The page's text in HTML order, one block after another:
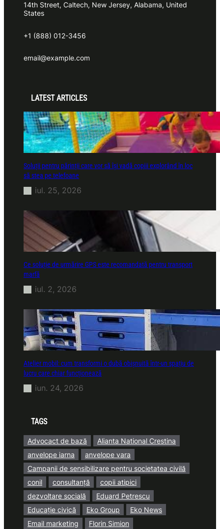
14th Street, Caltech, New Jersey, Alabama, United
States
+1 (888) 012-3456
email@example.com
LATEST ARTICLES
Soluții pentru părinții care vor să își vadă copiii explorând în loc
să stea pe telefoane
iul. 25, 2026
Ce soluție de urmărire GPS este recomandată pentru transport
marfă
iul. 2, 2026
Atelier mobil: cum transformi o dubă obișnuită într-un spațiu de
lucru care chiar funcționează
iun. 24, 2026
TAGS
Advocact de bază
Alianta National Crestina
anvelope iarna
anvelope vara
Campanii de sensibilizare pentru societatea civilă
conil
consultanță
copii atipici
dezvoltare socială
Eduard Petrescu
Educație civică
Eko Group
Eko News
Email marketing
Florin Simion